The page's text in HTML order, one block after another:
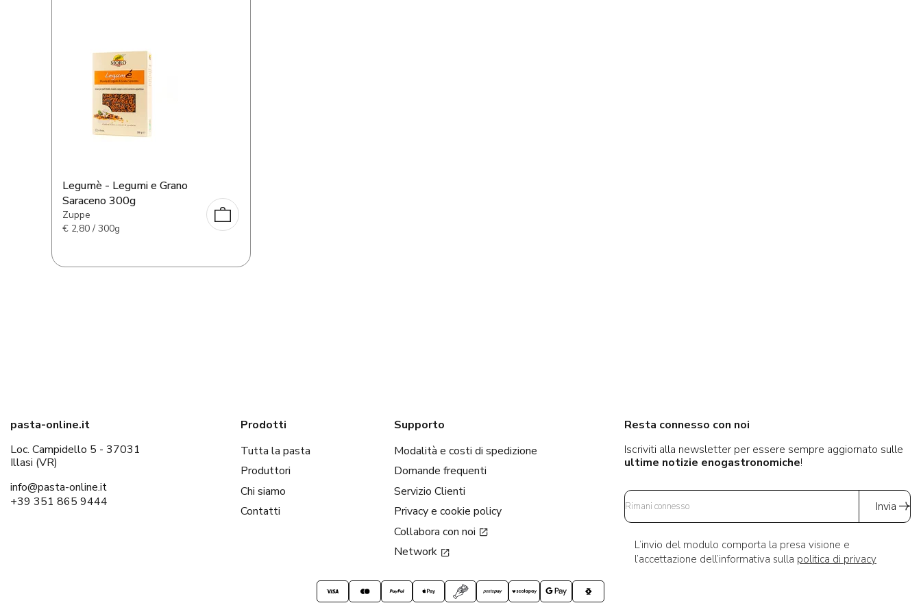
Legumè - Legumi e Grano
Saraceno 300g
Zuppe
€ 2,80 / 300g
pasta-online.it
Loc. Campidello 5 - 37031
Illasi (VR)
info@pasta-online.it
+39 351 865 9444
Prodotti
Tutta la pasta
Produttori
Chi siamo
Contatti
Supporto
Modalità e costi di spedizione
Domande frequenti
Servizio Clienti
Privacy e cookie policy
Collabora con noi
Network
Resta connesso con noi
Iscriviti alla newsletter per essere sempre aggiornato sulle
ultime notizie enogastronomiche!
Invia
L’invio del modulo comporta la presa visione e
l’accettazione dell’informativa sulla politica di privacy